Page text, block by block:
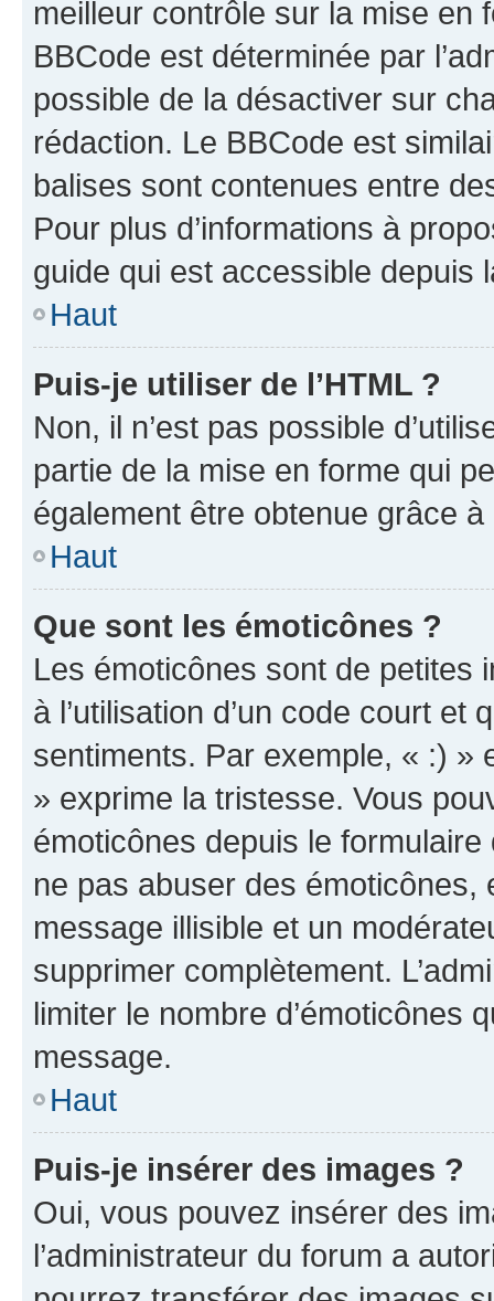
meilleur contrôle sur la mise en
BBCode est déterminée par
possible de la désactiver sur
rédaction. Le BBCode est
balises sont contenues entre
Pour plus d’informations à
guide qui est accessible depuis
Haut
Puis-je utiliser de l’HTML ?
Non, il n’est pas possible
partie de la mise en forme qui
également être obtenue grâce à
Haut
Que sont les émoticônes ?
Les émoticônes sont de petites
à l’utilisation d’un code court et
sentiments. Par exemple, « :) »
» exprime la tristesse. Vous
émoticônes depuis le
ne pas abuser des
message illisible et un
supprimer complètement.
limiter le nombre d’émoticônes
message.
Haut
Puis-je insérer des images ?
Oui, vous pouvez insérer des
l’administrateur du forum a